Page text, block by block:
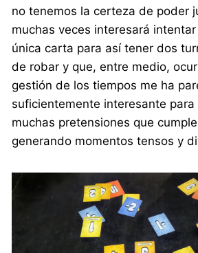
no tenemos la certeza de poder
muchas veces interesará
única carta para así tener dos
de robar y que, entre medio,
gestión de los tiempos me ha
suficientemente interesante para
muchas pretensiones que
generando momentos tensos y